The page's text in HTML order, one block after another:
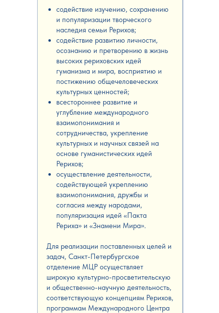
содействие изучению, сохранению
и популяризации творческого
наследия семьи Рерихов;
содействие развитию личности,
осознанию и претворению в жизнь
высоких рериховских идей
гуманизма и мира, восприятию и
постижению общечеловеческих
культурных ценностей;
всестороннее развитие и
углубление международного
взаимопонимания и
сотрудничества, укрепление
культурных и научных связей на
основе гуманистических идей
Рерихов;
осуществление деятельности,
содействующей укреплению
взаимопонимания, дружбы и
согласия между народами,
популяризация идей «Пакта
Рериха» и «Знамени Мира».
Для реализации поставленных целей и
задач, Санкт-Петербургское
отделение МЦР осуществляет
широкую культурно-просветительскую
и общественно-научную деятельность,
соответствующую концепциям Рерихов,
программам Международного Центра